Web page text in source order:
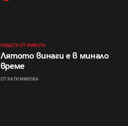
НЕЩАТА ОТ ЖИВОТА
Лятото винаги е в минало
време
ОТ КАТИ МИКОВА